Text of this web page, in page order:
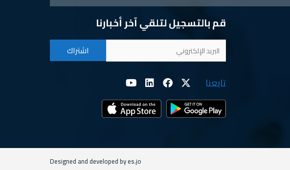
قم بالتسجيل لتلقي آخر أخبارنا
تابعنا
Designed and developed by es.jo